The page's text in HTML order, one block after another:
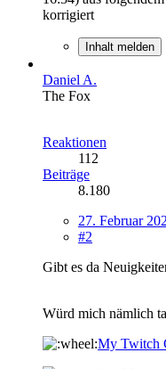
korrigiert
Inhalt melden
Daniel A.
The Fox
Reaktionen
112
Beiträge
8.180
27. Februar
#2
Gibt es da
Würd mich nämlich
My Twitch